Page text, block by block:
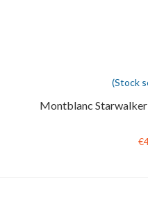
(Stock
Montblanc